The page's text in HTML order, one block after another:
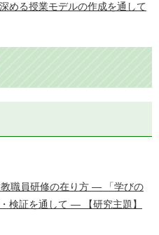
める授業モデルの作成を通して
職員研修の在り方 ― 「学びの
検証を通して ― 【研究主題】